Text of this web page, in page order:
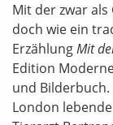
Mit der zwar
doch wie ein
ErzählungMit
Edition
und
London